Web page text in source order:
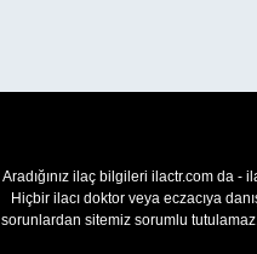
Aradığınız ilaç bilgileri ilactr.com da -
Hiçbir ilacı doktor veya eczacıya
sorunlardan sitemiz sorumlu